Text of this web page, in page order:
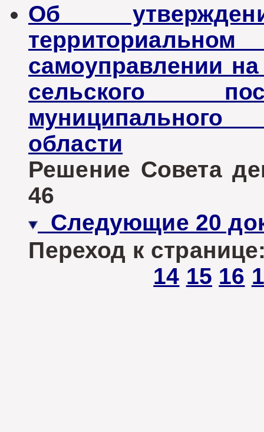
Об
самоуправлении
сельского
муниципального
области
Решение Совета
46
Следующие 20
Переход к
14 15 16